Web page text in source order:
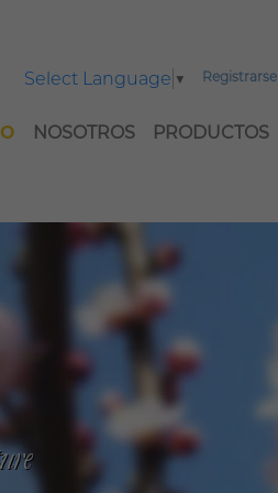
Registrarse
Select Language ▼
NOSOTROS PRODUCTOS